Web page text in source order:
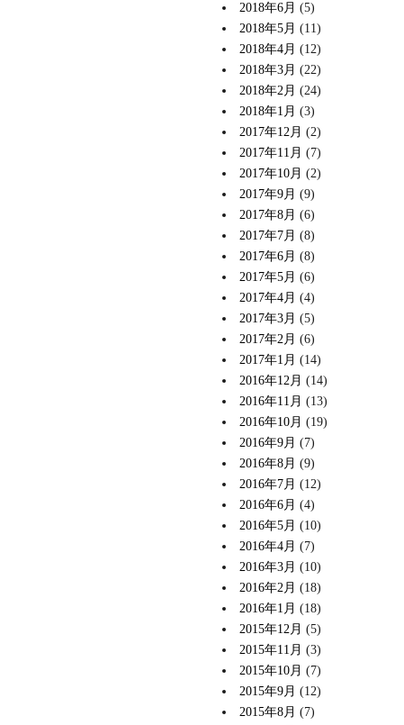
2018年6月 (5)
2018年5月 (11)
2018年4月 (12)
2018年3月 (22)
2018年2月 (24)
2018年1月 (3)
2017年12月 (2)
2017年11月 (7)
2017年10月 (2)
2017年9月 (9)
2017年8月 (6)
2017年7月 (8)
2017年6月 (8)
2017年5月 (6)
2017年4月 (4)
2017年3月 (5)
2017年2月 (6)
2017年1月 (14)
2016年12月 (14)
2016年11月 (13)
2016年10月 (19)
2016年9月 (7)
2016年8月 (9)
2016年7月 (12)
2016年6月 (4)
2016年5月 (10)
2016年4月 (7)
2016年3月 (10)
2016年2月 (18)
2016年1月 (18)
2015年12月 (5)
2015年11月 (3)
2015年10月 (7)
2015年9月 (12)
2015年8月 (7)